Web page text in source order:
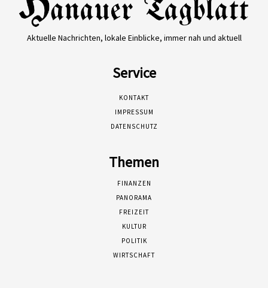
Aktuelle Nachrichten, lokale Einblicke, immer nah und aktuell
Service
KONTAKT
IMPRESSUM
DATENSCHUTZ
Themen
FINANZEN
PANORAMA
FREIZEIT
KULTUR
POLITIK
WIRTSCHAFT